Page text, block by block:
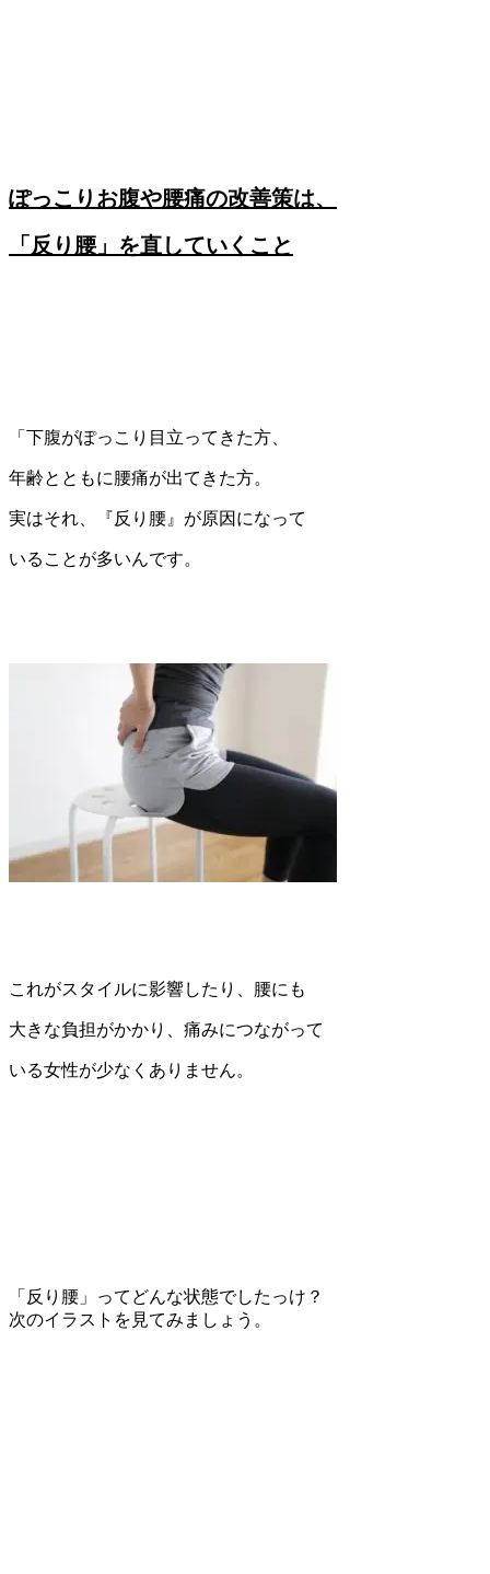
ぽっこりお腹や腰痛の改善策は、
「反り腰」を直していくこと
「下腹がぽっこり目立ってきた方、
年齢とともに腰痛が出てきた方。
実はそれ、『反り腰』が原因になって
いることが多いんです。
これがスタイルに影響したり、腰にも
大きな負担がかかり、痛みにつながって
いる女性が少なくありません。
「反り腰」ってどんな状態でしたっけ？
次のイラストを見てみましょう。